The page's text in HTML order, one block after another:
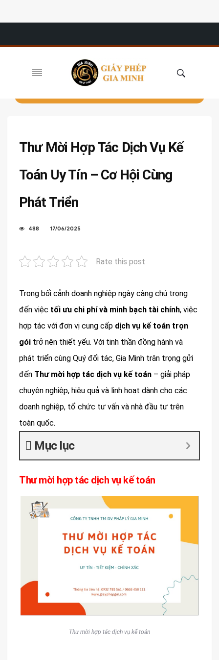
Thư Mời Hợp Tác Dịch Vụ Kế
Toán Uy Tín – Cơ Hội Cùng
Phát Triển
488 17/06/2025
Rate this post
Trong bối cảnh doanh nghiệp ngày càng chú trọng
đến việc tối ưu chi phí và minh bạch tài chính, việc
hợp tác với đơn vị cung cấp dịch vụ kế toán trọn
gói trở nên thiết yếu. Với tinh thần đồng hành và
phát triển cùng Quý đối tác, Gia Minh trân trọng gửi
đến Thư mời hợp tác dịch vụ kế toán – giải pháp
chuyên nghiệp, hiệu quả và linh hoạt dành cho các
doanh nghiệp, tổ chức tư vấn và nhà đầu tư trên
toàn quốc.
Mục lục
Thư mời hợp tác dịch vụ kế toán
Thư mời hợp tác dịch vụ kế toán